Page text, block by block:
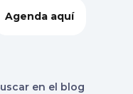
Agenda aquí
en el blog